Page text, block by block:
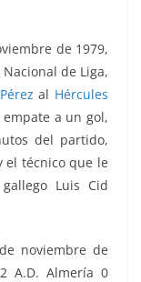
de 1979,
de Liga,
al Hércules
a un gol,
del partido,
el técnico que le
Luis Cid
noviembre de
2 A.D. Almería 0